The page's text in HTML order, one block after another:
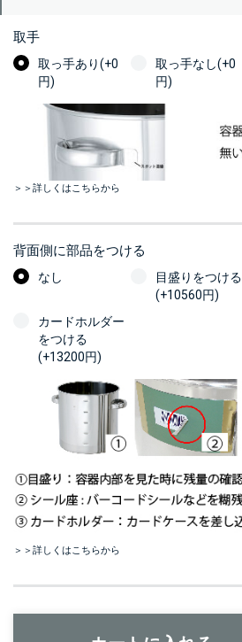
取手
取っ手あり(+0
円)
取っ手なし(+0
円)
＞＞詳しくはこちらから
背面側に部品をつける
なし
目盛りをつける
(+10560円)
カードホルダー
をつける
(+13200円)
＞＞詳しくはこちらから